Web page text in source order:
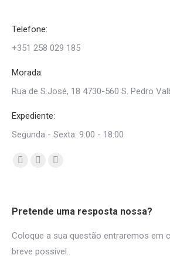
Telefone:
+351 258 029 185
Morada:
Rua de S.José, 18 4730-560 S. Pedro
Expediente:
Segunda - Sexta: 9:00 - 18:00
Find us on:
in
window
in
in
window
Pretende uma resposta nossa?
Coloque a sua questão entraremos em
breve possível..